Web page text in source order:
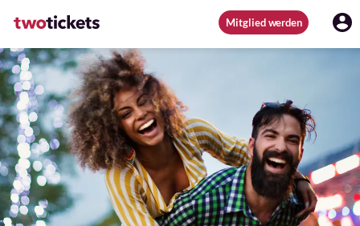
Mitglied werden